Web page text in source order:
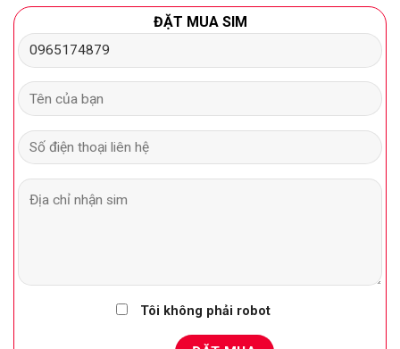
đánh giá
ĐẶT MUA SIM
Tôi không phải robot